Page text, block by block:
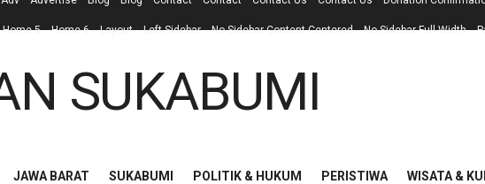
Home 5 Home 6 Layout Left Sidebar No Sidebar Content Centered No Sidebar Full Width
JAWA BARAT SUKABUMI POLITIK & HUKUM PERISTIWA WISATA &